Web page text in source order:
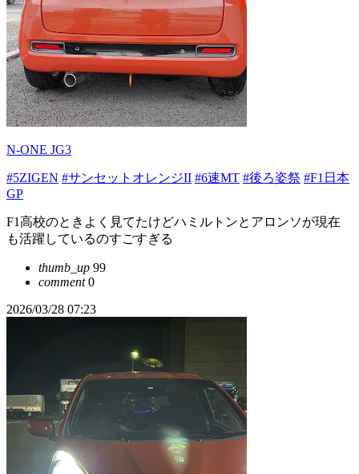
N-ONE JG3
#5ZIGEN #サンセットオレンジII #6速MT #後ろ姿祭 #F1日本
GP
F1高校のときよく見てたけどハミルトンとアロンソが現在
も活躍しているのすごすぎる
thumb_up 99
comment0
2026/03/28 07:23